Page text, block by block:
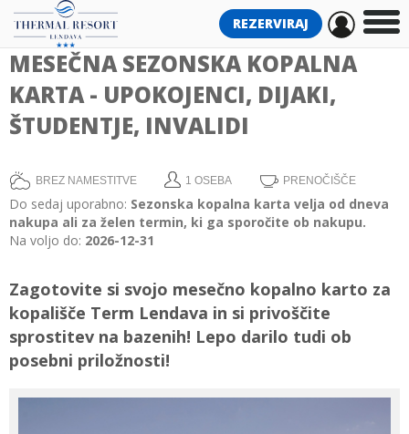
REZERVIRAJ
MESEČNA SEZONSKA KOPALNA
KARTA - UPOKOJENCI, DIJAKI,
ŠTUDENTJE, INVALIDI
BREZ NAMESTITVE 1 OSEBA PRENOČIŠČE
Do sedaj uporabno: Sezonska kopalna karta velja od dneva
nakupa ali za želen termin, ki ga sporočite ob nakupu.
Na voljo do: 2026-12-31
Zagotovite si svojo mesečno kopalno karto za
kopališče Term Lendava in si privoščite
sprostitev na bazenih! Lepo darilo tudi ob
posebni priložnosti!